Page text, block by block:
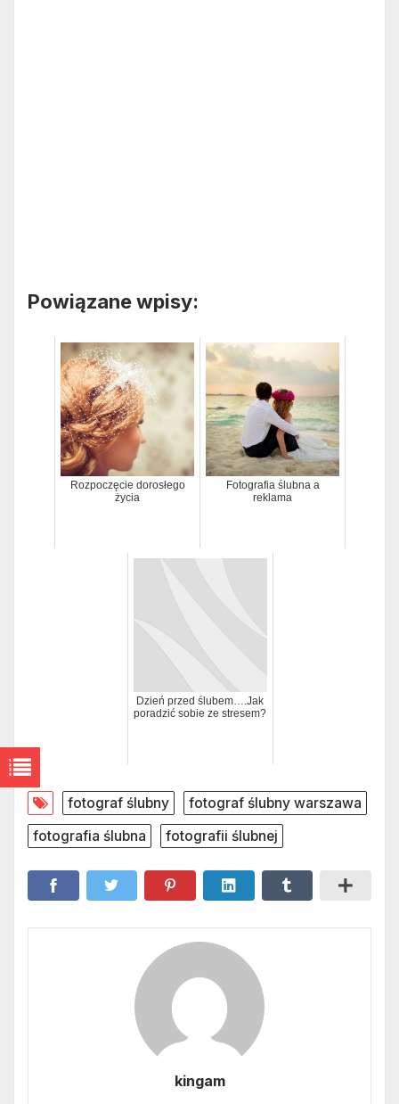
Powiązane wpisy:
Rozpoczęcie dorosłego
życia
Fotografia ślubna a
reklama
Dzień przed ślubem….Jak
poradzić sobie ze stresem?
fotograf ślubny
fotograf ślubny warszawa
fotografia ślubna
fotografii ślubnej
kingam